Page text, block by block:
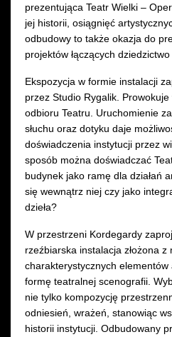
prezentująca Teatr Wielki –
jej historii, osiągnięć
odbudowy to także okazja do
projektów łączących
Ekspozycja w formie instalacji
przez Studio Rygalik. Prowokuje
odbioru Teatru. Uruchomienie
słuchu oraz dotyku daje
doświadczenia instytucji przez
sposób można doświadczać
budynek jako ramę dla działań
się wewnątrz niej czy jako
dzieła?
W przestrzeni Kordegardy
rzeźbiarska instalacja złożona z
charakterystycznych
formę teatralnej scenografii.
nie tylko kompozycję
odniesień, wrażeń, stanowiąc
historii instytucji. Odbudowany